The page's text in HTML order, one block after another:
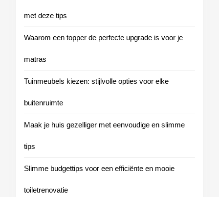
met deze tips
Waarom een topper de perfecte upgrade is voor je
matras
Tuinmeubels kiezen: stijlvolle opties voor elke
buitenruimte
Maak je huis gezelliger met eenvoudige en slimme
tips
Slimme budgettips voor een efficiënte en mooie
toiletrenovatie